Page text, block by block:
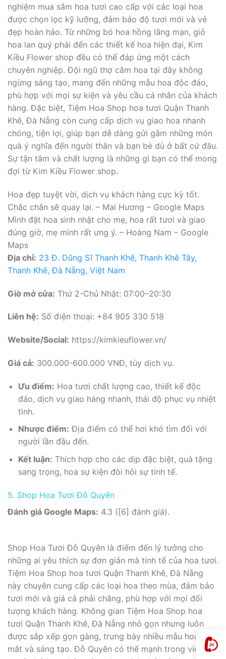
nghiệm mua sắm hoa tươi cao cấp với các loại hoa
được chọn lọc kỹ lưỡng, đảm bảo độ tươi mới và vẻ
đẹp hoàn hảo. Từ những bó hoa hồng lãng mạn, giỏ
hoa lan quý phái đến các thiết kế hoa hiện đại, Kim
Kiều Flower shop đều có thể đáp ứng một cách
chuyên nghiệp. Đội ngũ thợ cắm hoa tại đây không
ngừng sáng tạo, mang đến những mẫu hoa độc đáo,
phù hợp với mọi sự kiện và yêu cầu cá nhân của khách
hàng. Đặc biệt, Tiệm Hoa Shop hoa tươi Quận Thanh
Khê, Đà Nẵng còn cung cấp dịch vụ giao hoa nhanh
chóng, tiện lợi, giúp bạn dễ dàng gửi gắm những món
quà ý nghĩa đến người thân và bạn bè dù ở bất cứ đâu.
Sự tận tâm và chất lượng là những gì bạn có thể mong
đợi từ Kim Kiều Flower shop.
Hoa đẹp tuyệt vời, dịch vụ khách hàng cực kỳ tốt.
Chắc chắn sẽ quay lại. – Mai Hương – Google Maps
Mình đặt hoa sinh nhật cho mẹ, hoa rất tươi và giao
đúng giờ, mẹ mình rất ưng ý. – Hoàng Nam – Google
Maps
Địa chỉ: 23 Đ. Dũng Sĩ Thanh Khê, Thanh Khê Tây,
Thanh Khê, Đà Nẵng, Việt Nam
Giờ mở cửa: Thứ 2-Chủ Nhật: 07:00–20:30
Liên hệ: Số điện thoại: +84 905 330 518
Website/Social: https://kimkieuflower.vn/
Giá cả: 300.000-600.000 VNĐ, tùy dịch vụ.
Ưu điểm: Hoa tươi chất lượng cao, thiết kế độc
đáo, dịch vụ giao hàng nhanh, thái độ phục vụ nhiệt
tình.
Nhược điểm: Địa điểm có thể hơi khó tìm đối với
người lần đầu đến.
Kết luận: Thích hợp cho các dịp đặc biệt, quà tặng
sang trọng, hoa sự kiện đòi hỏi sự tinh tế.
5. Shop Hoa Tươi Đỗ Quyên
Đánh giá Google Maps: 4.3 ([6] đánh giá).
Shop Hoa Tươi Đỗ Quyên là điểm đến lý tưởng cho
những ai yêu thích sự đơn giản mà tinh tế của hoa tươi.
Tiệm Hoa Shop hoa tươi Quận Thanh Khê, Đà Nẵng
này chuyên cung cấp các loại hoa theo mùa, đảm bảo
tươi mới và giá cả phải chăng, phù hợp với mọi đối
tượng khách hàng. Không gian Tiệm Hoa Shop hoa
tươi Quận Thanh Khê, Đà Nẵng nhỏ gọn nhưng luôn
được sắp xếp gọn gàng, trưng bày nhiều mẫu hoa đẹp
mắt và sáng tạo. Đỗ Quyên có thế mạnh trong việc tạo